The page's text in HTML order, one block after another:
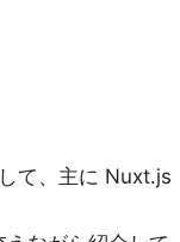
て、主に Nuxt.js